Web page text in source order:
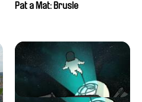
Pat a Mat: Brusle